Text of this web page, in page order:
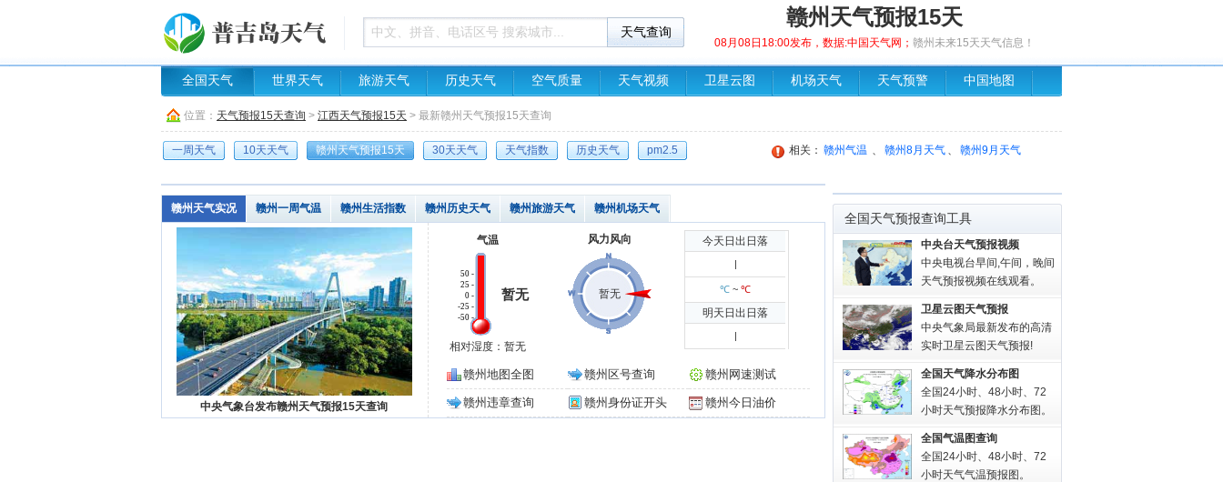
赣州天气预报15天
08月08日18:00发布，数据:中国天气网； 赣州未来15天天气信息！
全国天气 世界天气 旅游天气 历史天气 空气质量 天气视频 卫星云图 机场天气 天气预警 中国地图
位置： 天气预报15天查询 > 江西天气预报15天 > 最新赣州天气预报15天查询
一周天气 10天天气 赣州天气预报15天 30天天气 天气指数 历史天气 pm2.5 相关： 赣州气温 、 赣州8月天气 、 赣州9月天气
赣州天气实况 赣州一周气温 赣州生活指数 赣州历史天气 赣州旅游天气 赣州机场天气
气温
50 -
25 -
0 -
-25 -
-50 -
暂无
相对湿度：暂无
风力风向
暂无
今天日出日落
|
℃ ~ ℃
明天日出日落
|
赣州地图全图 赣州区号查询 赣州网速测试
赣州违章查询 赣州身份证开头 赣州今日油价
中央气象台发布赣州天气预报15天查询
全国天气预报查询工具
中央台天气预报视频
中央电视台早间,午间，晚间
天气预报视频在线观看。
卫星云图天气预报
中央气象局最新发布的高清
实时卫星云图天气预报!
全国天气降水分布图
全国24小时、48小时、72
小时天气预报降水分布图。
全国气温图查询
全国24小时、48小时、72
小时天气气温预报图。